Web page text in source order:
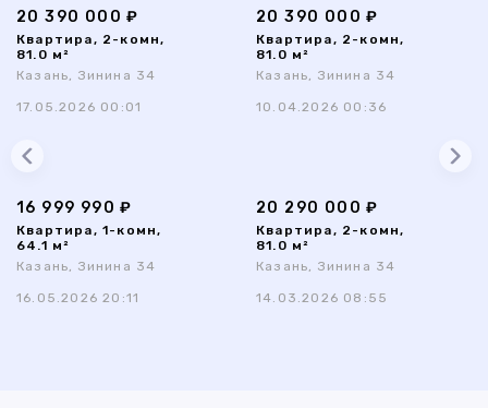
20 390 000 ₽
Квартира, 2-комн,
81.0 м²
Казань, Зинина 34
17.05.2026 00:01
20 390 000 ₽
Квартира, 2-комн,
81.0 м²
Казань, Зинина 34
10.04.2026 00:36
16 999 990 ₽
Квартира, 1-комн,
64.1 м²
Казань, Зинина 34
16.05.2026 20:11
20 290 000 ₽
Квартира, 2-комн,
81.0 м²
Казань, Зинина 34
14.03.2026 08:55